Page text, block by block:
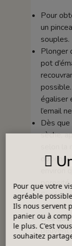
Pour
un
souples.
Plonger
pot
égaliser
l’email
Dès que
sèche,
environ
porosité
Si
Dès que
peuvent
Pour que votre
agréable
Ils nous servent
panier ou à
le plus. C'est
souhaitez